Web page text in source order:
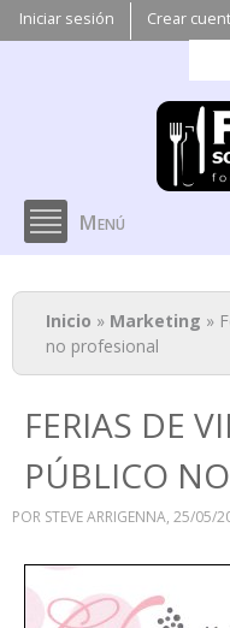
Iniciar sesión Crear
Menú
Se
Inicio » Marketing »
no profesional
FERIAS DE
PÚBLICO
POR STEVE ARRIGENNA, 25/05/